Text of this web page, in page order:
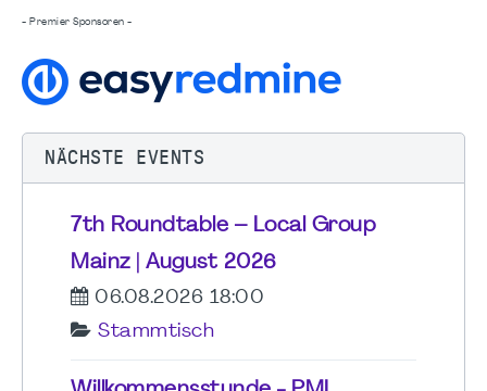
- Premier Sponsoren -
NÄCHSTE EVENTS
7th Roundtable – Local Group
Mainz | August 2026
06.08.2026 18:00
Stammtisch